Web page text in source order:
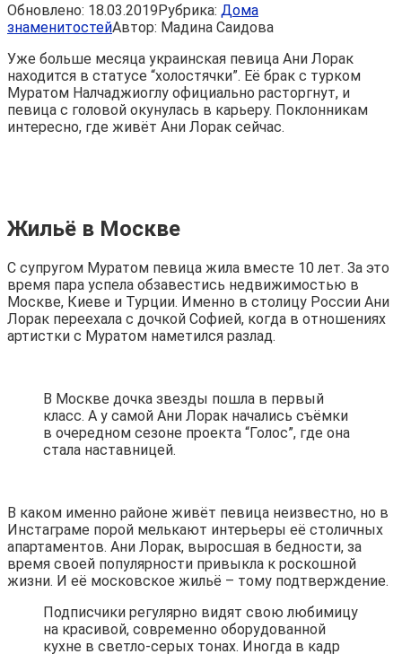
Обновлено: 18.03.2019Рубрика: Дома
знаменитостейАвтор: Мадина Саидова
Уже больше месяца украинская певица Ани Лорак
находится в статусе “холостячки”. Её брак с турком
Муратом Налчаджиоглу официально расторгнут, и
певица с головой окунулась в карьеру. Поклонникам
интересно, где живёт Ани Лорак сейчас.
Жильё в Москве
С супругом Муратом певица жила вместе 10 лет. За это
время пара успела обзавестись недвижимостью в
Москве, Киеве и Турции. Именно в столицу России Ани
Лорак переехала с дочкой Софией, когда в отношениях
артистки с Муратом наметился разлад.
В Москве дочка звезды пошла в первый
класс. А у самой Ани Лорак начались съёмки
в очередном сезоне проекта “Голос”, где она
стала наставницей.
В каком именно районе живёт певица неизвестно, но в
Инстаграме порой мелькают интерьеры её столичных
апартаментов. Ани Лорак, выросшая в бедности, за
время своей популярности привыкла к роскошной
жизни. И её московское жильё – тому подтверждение.
Подписчики регулярно видят свою любимицу
на красивой, современно оборудованной
кухне в светло-серых тонах. Иногда в кадр